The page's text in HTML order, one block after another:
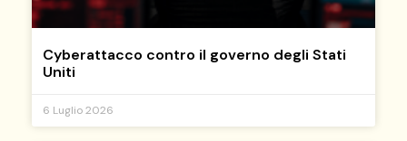
Cyberattacco contro il governo degli Stati
Uniti
6 Luglio 2026